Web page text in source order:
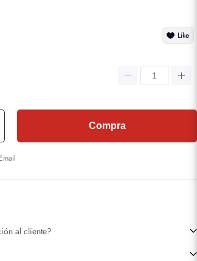
Like
Compra
Email
al cliente?